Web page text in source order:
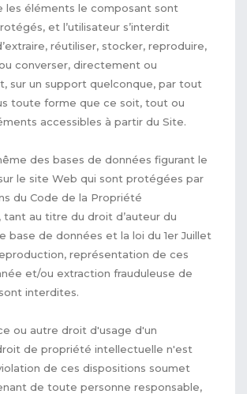
les éléments le composant sont
et l’utilisateur s’interdit
réutiliser, stocker, reproduire,
converser, directement ou
sur un support quelconque, par tout
toute forme que ce soit, tout ou
accessibles à partir du Site.
des bases de données figurant le
le site Web qui sont protégées par
du Code de la Propriété
tant au titre du droit d’auteur du
base de données et la loi du 1er Juillet
représentation de ces
et/ou extraction frauduleuse de
interdites.
ou autre droit d'usage d'un
de propriété intellectuelle n'est
de ces dispositions soumet
de toute personne responsable,